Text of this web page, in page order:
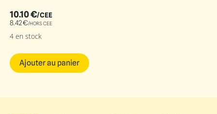
10.10€/CEE
8.42€/HORS CEE
4 en stock
Ajouter au panier